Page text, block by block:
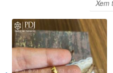
Xem